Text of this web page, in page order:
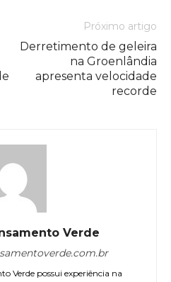
Próximo artigo
Derretimento de geleira
na Groenlândia
apresenta velocidade
recorde
Verde
Verde possui experiência na